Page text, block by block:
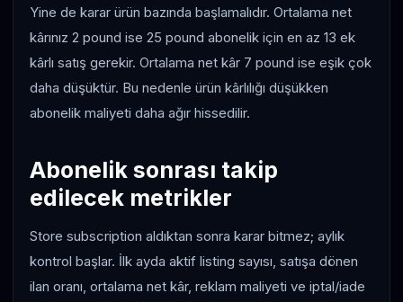
Yine de karar ürün bazında başlamalıdır. Ortalama net
kârınız 2 pound ise 25 pound abonelik için en az 13 ek
kârlı satış gerekir. Ortalama net kâr 7 pound ise eşik çok
daha düşüktür. Bu nedenle ürün kârlılığı düşükken
abonelik maliyeti daha ağır hissedilir.
Abonelik sonrası takip
edilecek metrikler
Store subscription aldıktan sonra karar bitmez; aylık
kontrol başlar. İlk ayda aktif listing sayısı, satışa dönen
ilan oranı, ortalama net kâr, reklam maliyeti ve iptal/iade